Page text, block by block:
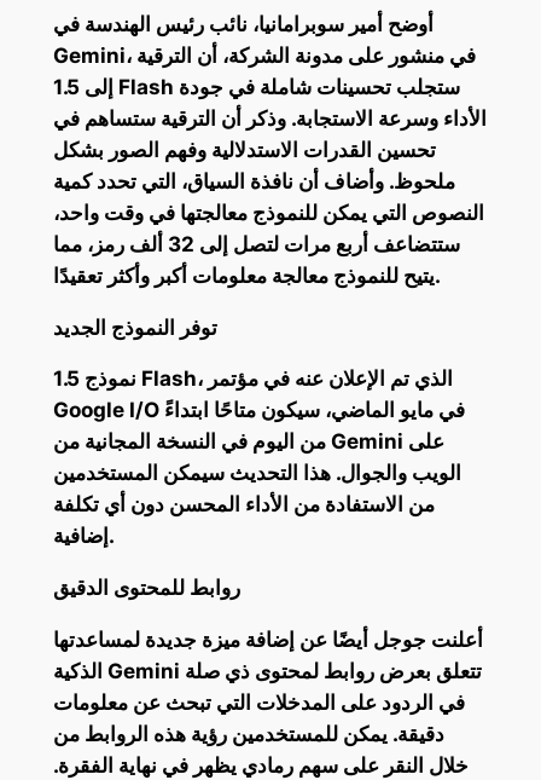
أوضح أمير سوبرامانيا، نائب رئيس الهندسة في
Gemini، في منشور على مدونة الشركة، أن الترقية
إلى 1.5 Flash ستجلب تحسينات شاملة في جودة
الأداء وسرعة الاستجابة. وذكر أن الترقية ستساهم في
تحسين القدرات الاستدلالية وفهم الصور بشكل
ملحوظ. وأضاف أن نافذة السياق، التي تحدد كمية
النصوص التي يمكن للنموذج معالجتها في وقت واحد،
ستتضاعف أربع مرات لتصل إلى 32 ألف رمز، مما
يتيح للنموذج معالجة معلومات أكبر وأكثر تعقيدًا.
توفر النموذج الجديد
نموذج 1.5 Flash، الذي تم الإعلان عنه في مؤتمر
Google I/O في مايو الماضي، سيكون متاحًا ابتداءً
من اليوم في النسخة المجانية من Gemini على
الويب والجوال. هذا التحديث سيمكن المستخدمين
من الاستفادة من الأداء المحسن دون أي تكلفة
إضافية.
روابط للمحتوى الدقيق
أعلنت جوجل أيضًا عن إضافة ميزة جديدة لمساعدتها
الذكية Gemini تتعلق بعرض روابط لمحتوى ذي صلة
في الردود على المدخلات التي تبحث عن معلومات
دقيقة. يمكن للمستخدمين رؤية هذه الروابط من
خلال النقر على سهم رمادي يظهر في نهاية الفقرة.